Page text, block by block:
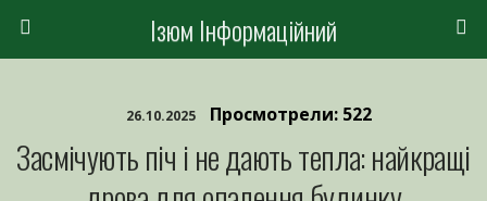
Ізюм Інформаційний
26.10.2025 Просмотрели: 522
Засмічують піч і не дають тепла: найкращі